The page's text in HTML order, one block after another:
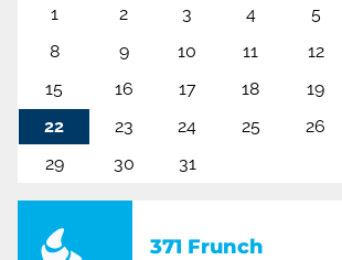
1
2 3 4 5
8
9 10 11 12
15
16 17 18 19
22
23 24 25 26
29
30 31
371 Frunch